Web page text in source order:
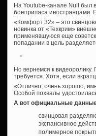
На Youtube-канале Null был
боеприпаса иностранцами.
«Комфорт 32» – это
новинка от «Техкрим»
применявшуюся еще
попадании в цель
Но вернемся к
требуется. Хотя, если
«Отлично, очень хорошо,
Особой похвалы
А вот официальные
свинцовая
экспансивное
полимерное